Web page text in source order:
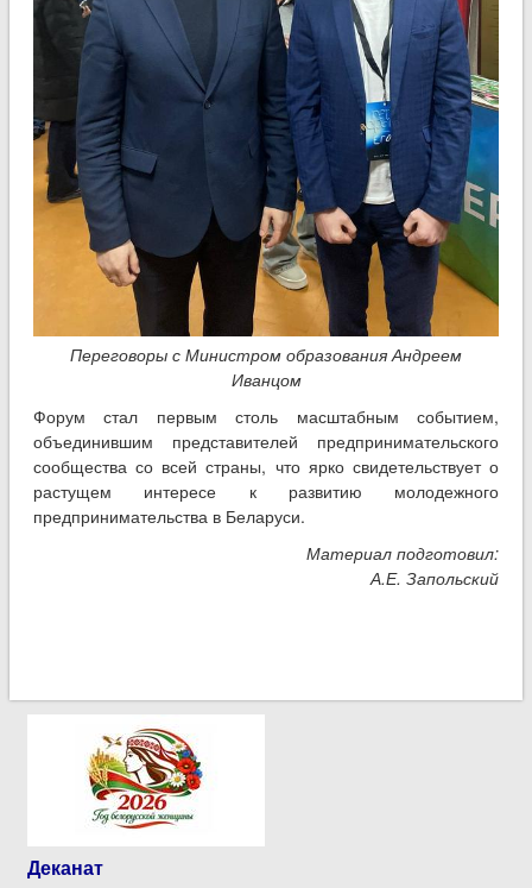
Переговоры с Министром образования Андреем
Иванцом
Форум стал первым столь масштабным событием,
объединившим представителей предпринимательского
сообщества со всей страны, что ярко свидетельствует о
растущем интересе к развитию молодежного
предпринимательства в Беларуси.
Материал подготовил:
А.Е. Запольский
Деканат